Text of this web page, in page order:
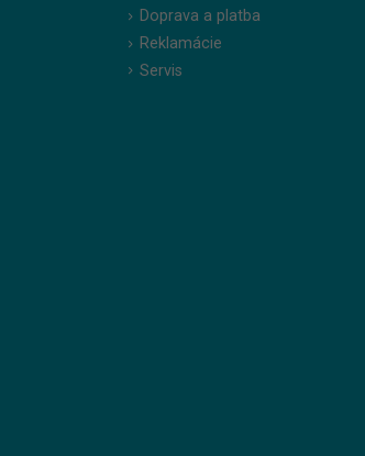
Doprava a platba
Reklamácie
Servis